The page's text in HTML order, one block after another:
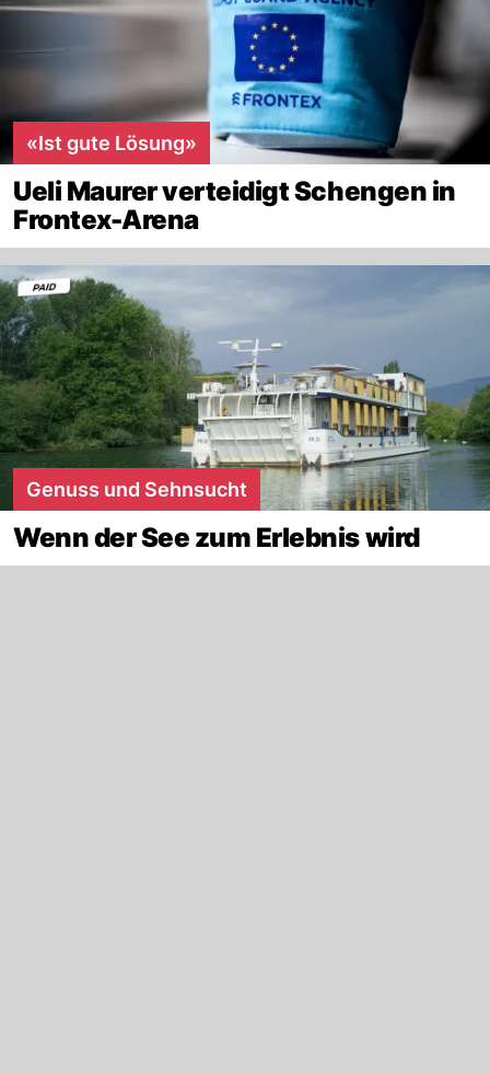
«Ist gute Lösung»
Ueli Maurer verteidigt Schengen in
Frontex-Arena
Genuss und Sehnsucht
Wenn der See zum Erlebnis wird